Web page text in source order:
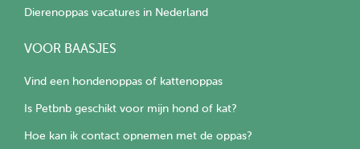
Dierenoppas vacatures in Nederland
VOOR BAASJES
Vind een hondenoppas of kattenoppas
Is Petbnb geschikt voor mijn hond of kat?
Hoe kan ik contact opnemen met de oppas?